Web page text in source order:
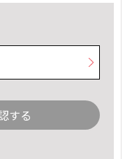
する